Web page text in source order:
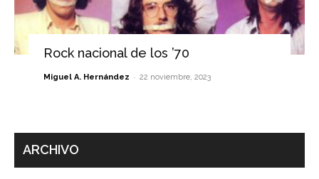
Rock nacional de los ’70
Miguel A. Hernández - 22 noviembre, 2023
ARCHIVO